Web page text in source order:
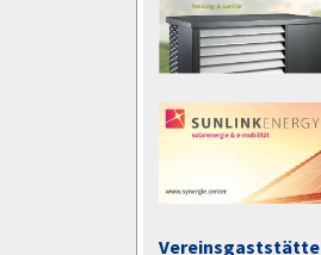
Vereinsgaststätte